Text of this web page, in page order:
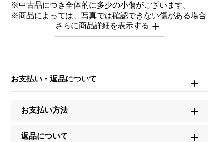
※中古品につき全体的に多少の小傷がございます。
※商品によっては、写真では確認できない傷がある場合
もございます。
※詳細はお問い合わせください。
W160275
商品名
オーシャン デュアルタイム
お支払い・返品について
お支払い方法
返品について